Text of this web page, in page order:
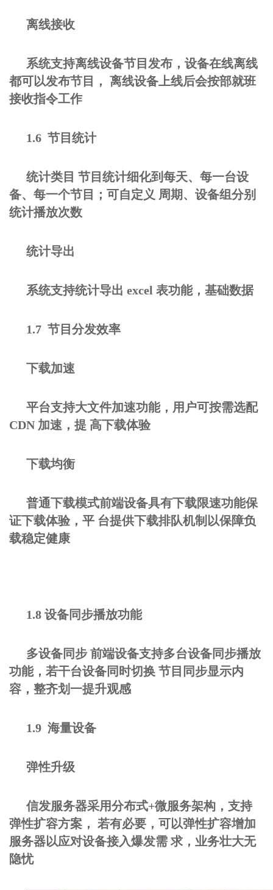
离线接收
系统支持离线设备节目发布，设备在线离线
都可以发布节目， 离线设备上线后会按部就班
接收指令工作
1.6 节目统计
统计类目 节目统计细化到每天、每一台设
备、每一个节目；可自定义 周期、设备组分别
统计播放次数
统计导出
系统支持统计导出 excel 表功能，基础数据
1.7 节目分发效率
下载加速
平台支持大文件加速功能，用户可按需选配
CDN 加速，提 高下载体验
下载均衡
普通下载模式前端设备具有下载限速功能保
证下载体验，平 台提供下载排队机制以保障负
载稳定健康
1.8 设备同步播放功能
多设备同步 前端设备支持多台设备同步播放
功能，若干台设备同时切换 节目同步显示内
容，整齐划一提升观感
1.9 海量设备
弹性升级
信发服务器采用分布式+微服务架构，支持
弹性扩容方案， 若有必要，可以弹性扩容增加
服务器以应对设备接入爆发需 求，业务壮大无
隐忧